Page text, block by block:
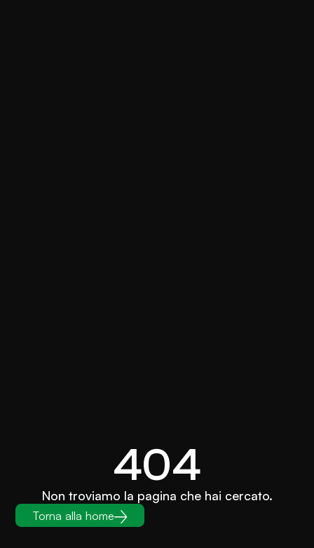
404
Non troviamo la pagina che hai cercato.
Torna alla home